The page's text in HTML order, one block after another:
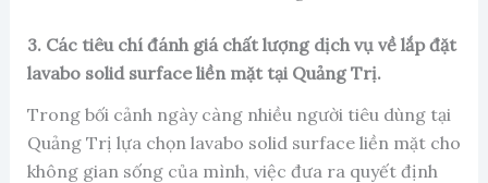
3. Các tiêu chí đánh giá chất lượng dịch vụ về lắp đặt
lavabo solid surface liền mặt tại Quảng Trị.
Trong bối cảnh ngày càng nhiều người tiêu dùng tại
Quảng Trị lựa chọn lavabo solid surface liền mặt cho
không gian sống của mình, việc đưa ra quyết định